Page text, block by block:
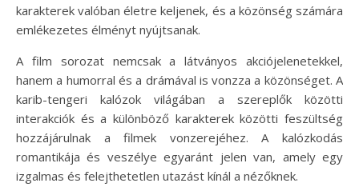
karakterek valóban életre keljenek, és a közönség számára
emlékezetes élményt nyújtsanak.
A film sorozat nemcsak a látványos akciójelenetekkel,
hanem a humorral és a drámával is vonzza a közönséget. A
karib-tengeri kalózok világában a szereplők közötti
interakciók és a különböző karakterek közötti feszültség
hozzájárulnak a filmek vonzerejéhez. A kalózkodás
romantikája és veszélye egyaránt jelen van, amely egy
izgalmas és felejthetetlen utazást kínál a nézőknek.